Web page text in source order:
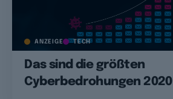
ANZEIGE TECH
Das sind die größten
Cyberbedrohungen 2020